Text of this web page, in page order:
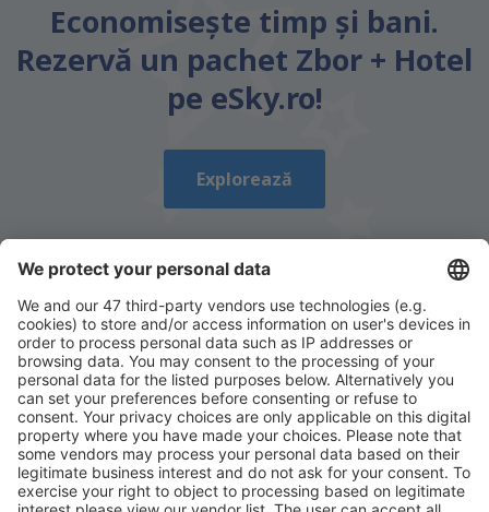
Economiseşte timp și bani.
Rezervă un pachet Zbor + Hotel
pe eSky.ro!
Explorează
Descarcă aplicația noastrăși organizează-ţi
convenabil călătoriile